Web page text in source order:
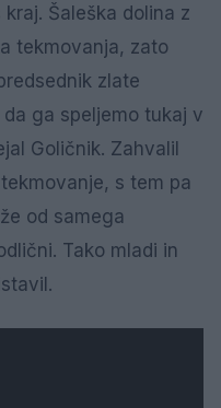
Šaleška dolina z
tekmovanja, zato
zlate
ga speljemo tukaj v
Goličnik. Zahvalil
s tem pa
od samega
Tako mladi in